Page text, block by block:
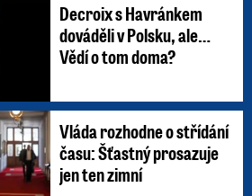
Decroix s Havránkem
dováděli v Polsku, ale…
Vědí o tom doma?
Vláda rozhodne o střídání
času: Šťastný prosazuje
jen ten zimní